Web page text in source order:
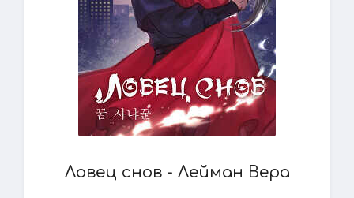
Ловец снов - Лейман Вера